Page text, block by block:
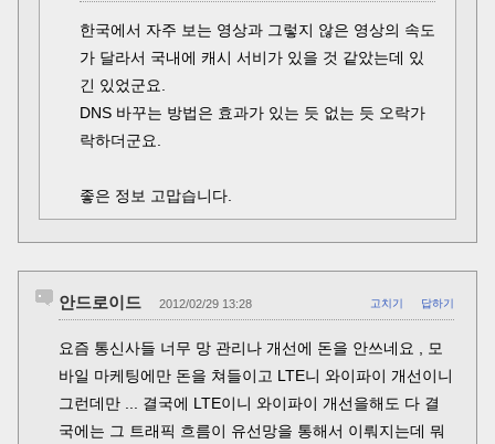
한국에서 자주 보는 영상과 그렇지 않은 영상의 속도
가 달라서 국내에 캐시 서비가 있을 것 같았는데 있
긴 있었군요.
DNS 바꾸는 방법은 효과가 있는 듯 없는 듯 오락가
락하더군요.
좋은 정보 고맙습니다.
안드로이드 2012/02/29 13:28 고치기 답하기
요즘 통신사들 너무 망 관리나 개선에 돈을 안쓰네요 , 모
바일 마케팅에만 돈을 쳐들이고 LTE니 와이파이 개선이니
그런데만 ... 결국에 LTE이니 와이파이 개선을해도 다 결
국에는 그 트래픽 흐름이 유선망을 통해서 이뤄지는데 뭐